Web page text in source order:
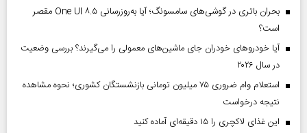
بحران باتری در گوشی‌های سامسونگ؛ آیا به‌روزرسانی One UI ۸.۵ مقصر
است؟
آیا خودروهای خودران جای ماشین‌های معمولی را می‌گیرند؟ بررسی وضعیت
در سال ۲۰۲۶
استعلام وام ضروری ۷۵ میلیون تومانی بازنشستگان کشوری؛ نحوه مشاهده
نتیجه درخواست
این غذای لاکچری را ۱۵ دقیقه‌ای آماده کنید